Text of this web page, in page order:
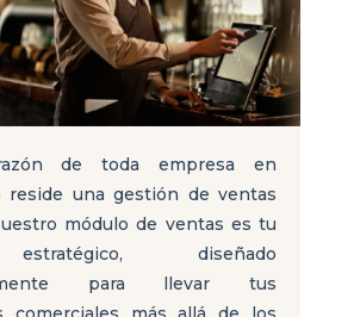
de toda empresa en
reside una gestión de ventas
módulo de ventas es tu
diseñado
para llevar tus